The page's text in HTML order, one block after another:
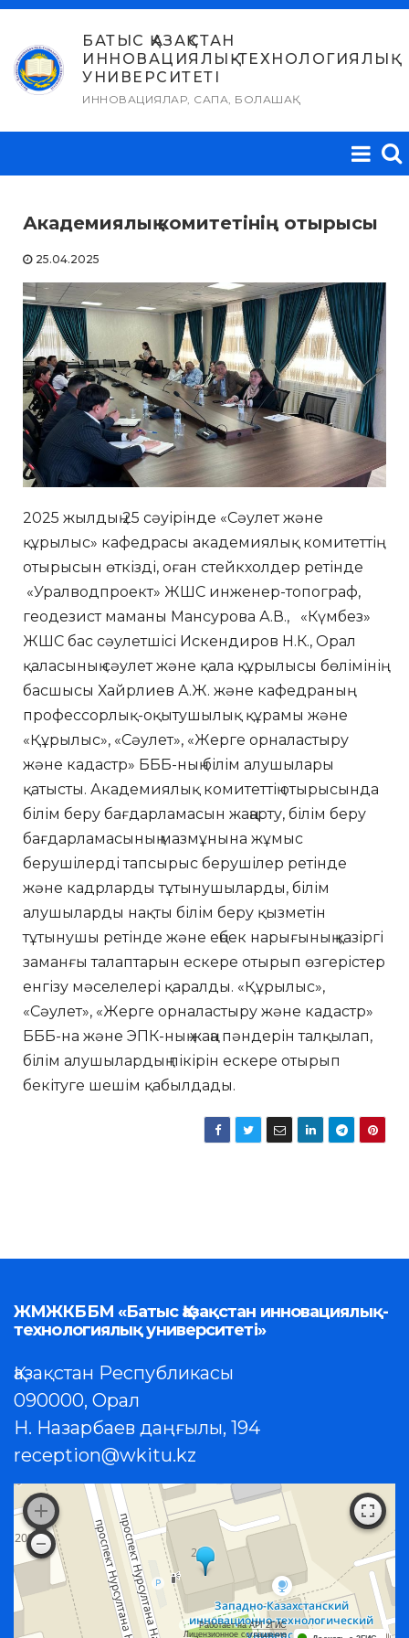
Skip
content
БАТЫС ҚАЗАҚСТАН
ИННОВАЦИЯЛЫҚ-ТЕХНОЛОГИЯЛЫҚ
УНИВЕРСИТЕТІ
ИННОВАЦИЯЛАР, САПА, БОЛАШАҚ
Академиялық комитетінің отырысы
25.04.2025
2025 жылдың 25 сәуірінде «Сәулет және
құрылыс» кафедрасы академиялық комитеттің
отырысын өткізді, оған стейкхолдер ретінде
«Уралводпроект» ЖШС инженер-топограф,
геодезист маманы Мансурова А.В., «Күмбез»
ЖШС бас сәулетшісі Искендиров Н.К., Орал
қаласының сәулет және қала құрылысы бөлімінің
басшысы Хайрлиев А.Ж. және кафедраның
профессорлық-оқытушылық құрамы және
«Құрылыс», «Сәулет», «Жерге орналастыру
және кадастр» БББ-ның білім алушылары
қатысты. Академиялық комитеттің отырысында
білім беру бағдарламасын жаңарту, білім беру
бағдарламасының мазмұнына жұмыс
берушілерді тапсырыс берушілер ретінде
және кадрларды тұтынушыларды, білім
алушыларды нақты білім беру қызметін
тұтынушы ретінде және еңбек нарығының қазіргі
заманғы талаптарын ескере отырып өзгерістер
енгізу мәселелері қаралды. «Құрылыс»,
«Сәулет», «Жерге орналастыру және кадастр»
БББ-на және ЭПК-ның жаңа пәндерін талқылап,
білім алушылардың пікірін ескере отырып
бекітуге шешім қабылдады.
ЖМЖКББМ «Батыс Қазақстан инновациялық-
технологиялық университеті»
Қазақстан Республикасы
090000, Орал
Н. Назарбаев даңғылы, 194
reception@wkitu.kz
Работает на API 2ГИС
Лицензионное соглашение